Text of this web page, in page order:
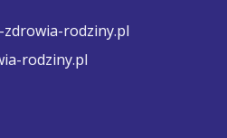
rodziny.pl
rodziny.pl